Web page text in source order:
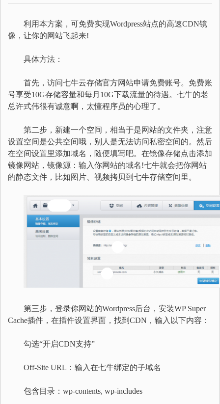
利用本方案，可免费实现Wordpress站点的高速CDN镜
像，让你的网站飞起来!
具体方法：
首先，访问七牛云存储官方网站申请免费账号。免费账
号享受10G存储容量和每月10G下载流量的待遇。七牛的老
总许式伟很有诚意啊，太懂程序员的心理了。
第二步，新建一个空间，相当于是网站的文件夹，注意
设置空间是公共空间哦，别人是无法访问私密空间的。然后
在空间设置里添加域名，随便填写吧。在镜像存储点击添加
镜像网站，镜像源：输入你网站的域名!七牛就会把你网站
的静态文件，比如图片、视频拷贝到七牛存储空间里。
第三步，登录你网站的Wordpress后台，安装WP Super
Cache插件，在插件设置界面，找到CDN，输入以下内容：
勾选“开启CDN支持”
Off-Site URL：输入在七牛绑定的子域名
包含目录：wp-contents, wp-includes